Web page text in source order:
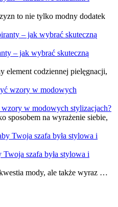
to nie tylko modny dodatek
– jak wybrać skuteczną
element codziennej pielęgnacji,
w modowych stylizacjach?
sposobem na wyrażenie siebie,
szafa była stylowa i
mody, ale także wyraz …